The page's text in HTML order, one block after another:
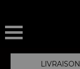
LIVRAISON